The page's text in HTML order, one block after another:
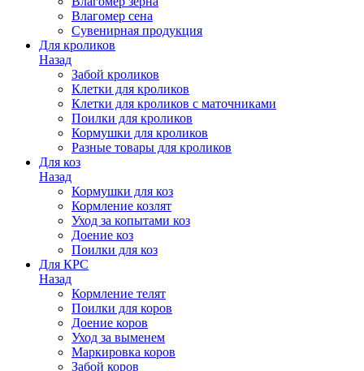
Влагомер сена
Сувенирная продукция
Для кроликов
Назад
Забой кроликов
Клетки для кроликов
Клетки для кроликов с маточниками
Поилки для кроликов
Кормушки для кроликов
Разные товары для кроликов
Для коз
Назад
Кормушки для коз
Кормление козлят
Уход за копытами коз
Доение коз
Поилки для коз
Для КРС
Назад
Кормление телят
Поилки для коров
Доение коров
Уход за выменем
Маркировка коров
Забой коров